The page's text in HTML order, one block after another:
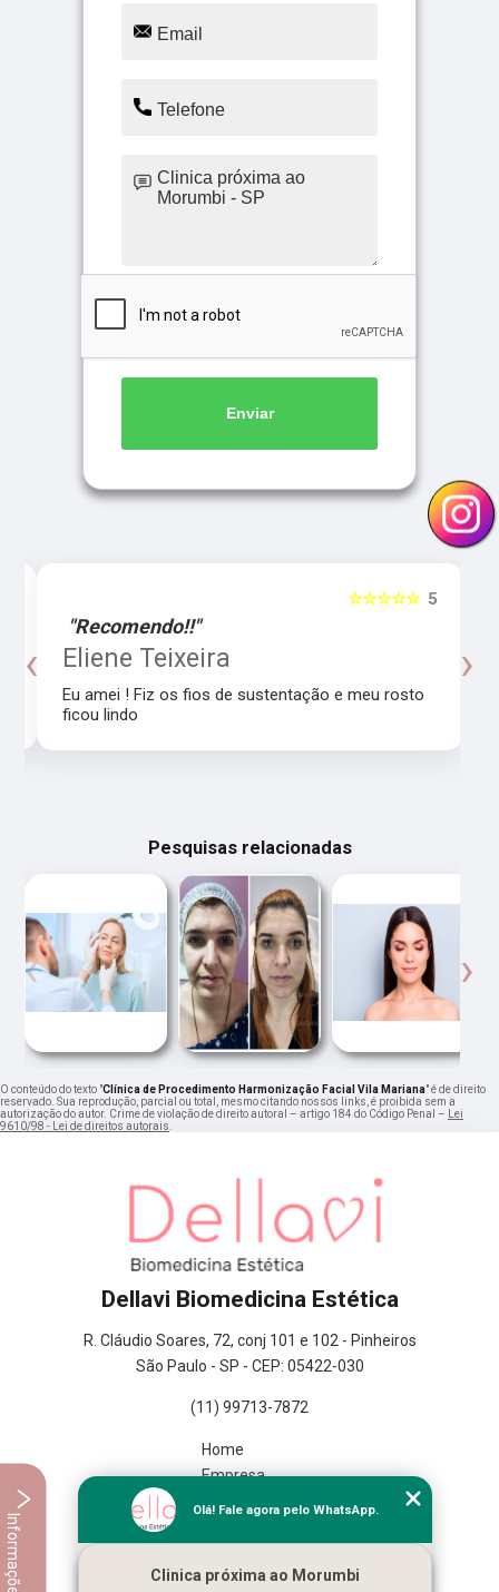
Enviar
5
☆☆☆☆☆
"Recomendo!!"
Eliene Teixeira
Eu amei ! Fiz os fios de sustentação e meu rosto
ficou lindo
‹ ›
Pesquisas relacionadas
‹ ›
O conteúdo do texto "Clínica de Procedimento Harmonização Facial Vila Mariana" é de direito
reservado. Sua reprodução, parcial ou total, mesmo citando nossos links, é proibida sem a
autorização do autor. Crime de violação de direito autoral – artigo 184 do Código Penal – Lei
9610/98 - Lei de direitos autorais.
Dellavi Biomedicina Estética
R. Cláudio Soares, 72, conj 101 e 102 - Pinheiros
São Paulo - SP - CEP: 05422-030
(11) 99713-7872
Home
Empresa
Missão
Mapa do site
Olá! Fale agora pelo WhatsApp.
Clinica próxima ao Morumbi
Informações